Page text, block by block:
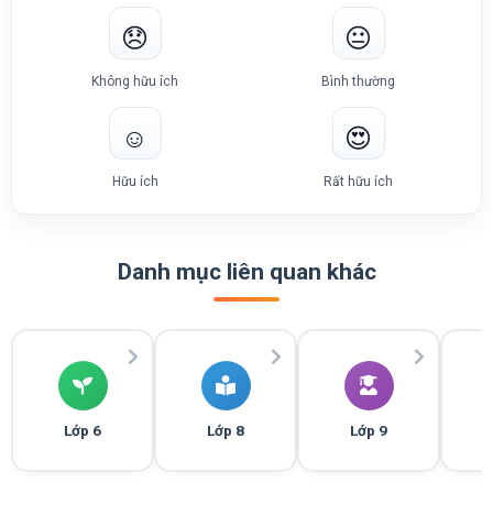
😞
Không hữu ích
😐
Bình thường
☺️
Hữu ích
😍
Rất hữu ích
Danh mục liên quan khác
Lớp 6 Lớp 8 Lớp 9